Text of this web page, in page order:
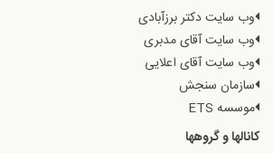
وب سایت دکتر برزآبادی
وب سایت آقای مدبری
وب سایت آقای اعلایی
سازمان سنجش
موسسه ETS
کانالها و گروهها